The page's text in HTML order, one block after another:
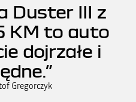
Duster III z
KM to auto
dojrzałe i
Gregorczyk